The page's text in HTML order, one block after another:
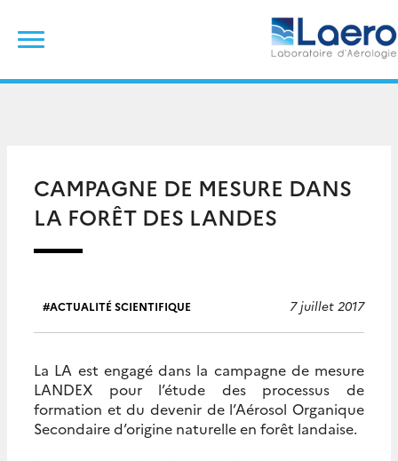
content
CAMPAGNE DE MESURE DANS
LA FORÊT DES LANDES
ACTUALITÉ SCIENTIFIQUE 7 juillet 2017
La LA est engagé dans la campagne de mesure
LANDEX pour l’étude des processus de
formation et du devenir de l’Aérosol Organique
Secondaire d’origine naturelle en forêt landaise.